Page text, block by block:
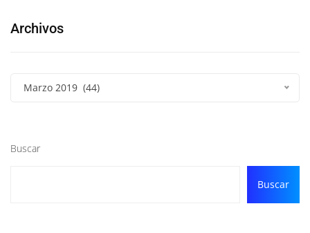
Archivos
Marzo 2019 (44)
Buscar
Buscar